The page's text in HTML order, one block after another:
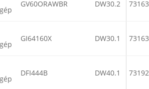
GV60ORAWBR DW30.2
GI64160X DW30.1
DFI444B DW40.1